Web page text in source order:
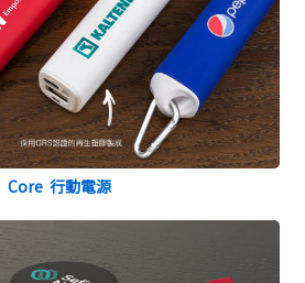
Core 行動電源